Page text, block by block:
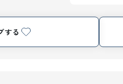
する